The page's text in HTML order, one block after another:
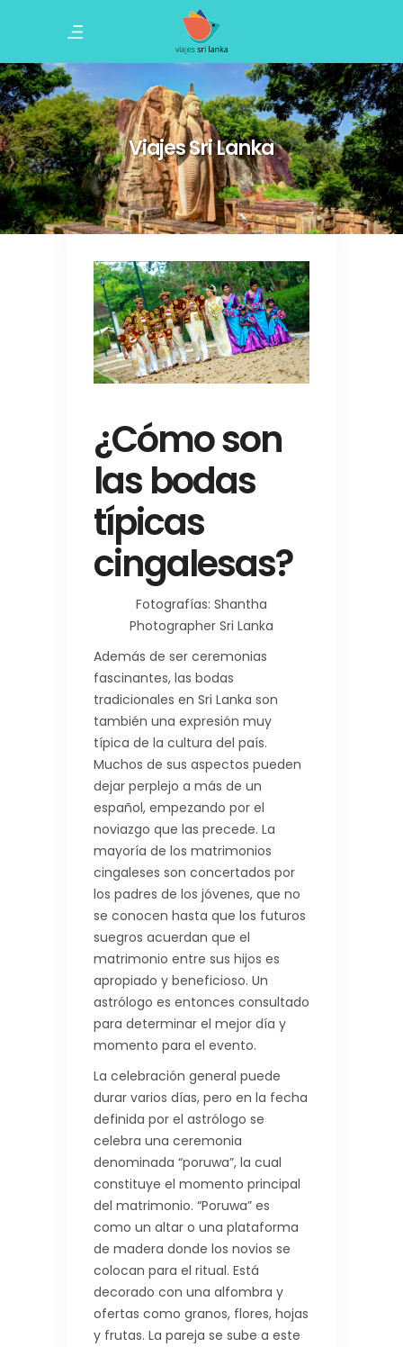
Viajes Sri Lanka
¿Cómo son
las bodas
típicas
cingalesas?
Fotografías: Shantha
Photographer Sri Lanka
Además de ser ceremonias
fascinantes, las bodas
tradicionales en Sri Lanka son
también una expresión muy
típica de la cultura del país.
Muchos de sus aspectos pueden
dejar perplejo a más de un
español, empezando por el
noviazgo que las precede. La
mayoría de los matrimonios
cingaleses son concertados por
los padres de los jóvenes, que no
se conocen hasta que los futuros
suegros acuerdan que el
matrimonio entre sus hijos es
apropiado y beneficioso. Un
astrólogo es entonces consultado
para determinar el mejor día y
momento para el evento.
La celebración general puede
durar varios días, pero en la fecha
definida por el astrólogo se
celebra una ceremonia
denominada “poruwa”, la cual
constituye el momento principal
del matrimonio. “Poruwa” es
como un altar o una plataforma
de madera donde los novios se
colocan para el ritual. Está
decorado con una alfombra y
ofertas como granos, flores, hojas
y frutas. La pareja se sube a este